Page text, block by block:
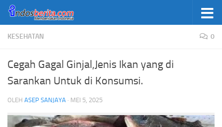
Skip to content
KESEHATAN 0
Cegah Gagal Ginjal,Jenis Ikan yang di
Sarankan Untuk di Konsumsi.
OLEH ASEP SANJAYA · MEI 5, 2025